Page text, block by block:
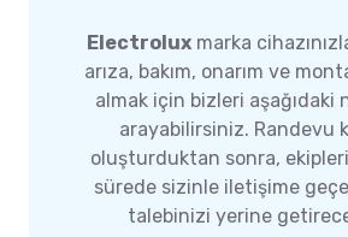
Electroluxmarka
arıza, bakım, onarım ve
almak için bizleri aşağıdaki
arayabilirsiniz. Randevu
oluşturduktan sonra,
sürede sizinle iletişime
talebinizi yerine